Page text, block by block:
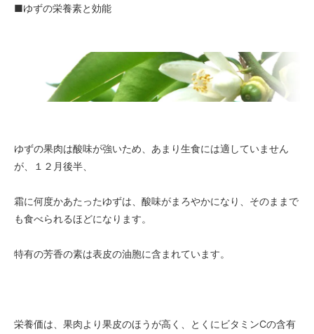
■ゆずの栄養素と効能
ゆずの果肉は酸味が強いため、あまり生食には適していません
が、１２月後半、
霜に何度かあたったゆずは、酸味がまろやかになり、そのままで
も食べられるほどになります。
特有の芳香の素は表皮の油胞に含まれています。
栄養価は、果肉より果皮のほうが高く、とくにビタミンCの含有